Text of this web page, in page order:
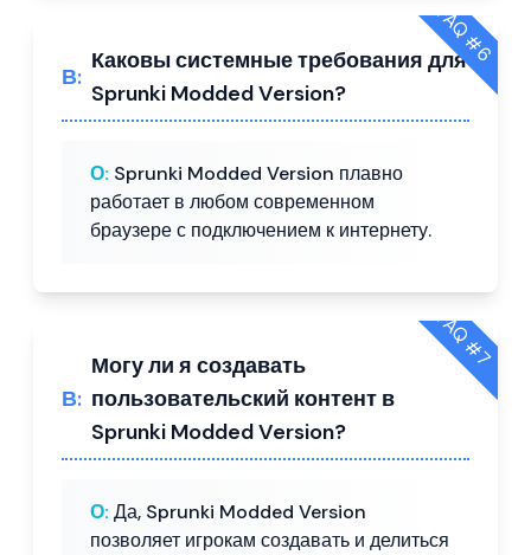
FAQ #
6
В:
Каковы системные требования для
Sprunki Modded Version?
О: Sprunki Modded Version плавно
работает в любом современном
браузере с подключением к интернету.
FAQ #
7
В:
Могу ли я создавать
пользовательский контент в
Sprunki Modded Version?
О: Да, Sprunki Modded Version
позволяет игрокам создавать и делиться